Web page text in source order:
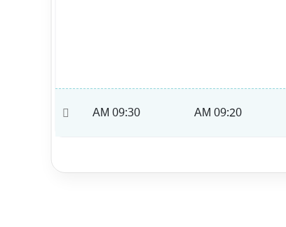
09:20 AM
09:30 AM